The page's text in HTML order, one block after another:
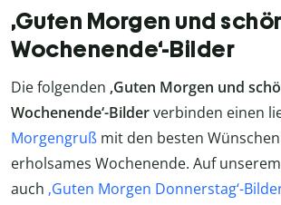
‚Guten Morgen und
Wochenende‘-Bilder
Die folgenden ‚Guten Morgen und
Wochenende‘-Bilderverbinden einen
Morgengruß mit den besten
erholsames Wochenende. Auf
auch ‚Guten Morgen Donnerstag‘-